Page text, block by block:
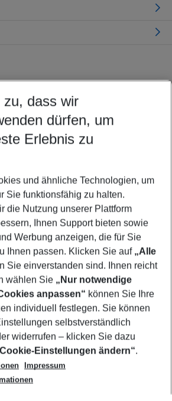
nach Ihren Wünschen
5-8 Nächte
Keine Kinder
Filter anzeigen
ändern
dass wir
dürfen, um
Erlebnis zu
und ähnliche Technologien, um
Sie funktionsfähig zu halten.
die Nutzung unserer Plattform
Ihnen Support bieten sowie
Werbung anzeigen, die für Sie
Ihnen passen. Klicken Sie auf „Alle
Sie einverstanden sind. Ihnen reicht
wählen Sie „Nur notwendige
anpassen“ können Sie Ihre
individuell festlegen. Sie können
selbstverständlich
widerrufen – klicken Sie dazu
Einstellungen ändern“.
Impressum